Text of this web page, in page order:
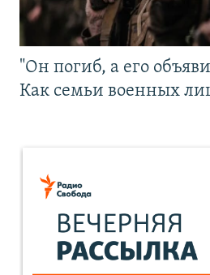
"Он погиб, а его
Как семьи военных